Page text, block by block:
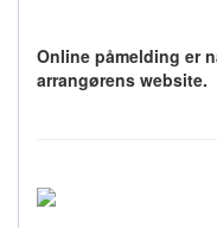
Online påmelding er
arrangørens website.